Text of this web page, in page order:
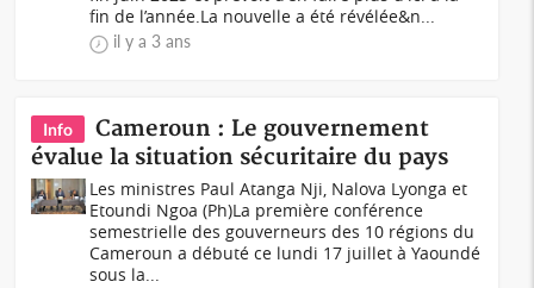
fin de l’année.La nouvelle a été révélée&n...
il y a 3 ans
Info
Cameroun : Le gouvernement
évalue la situation sécuritaire du pays
Les ministres Paul Atanga Nji, Nalova Lyonga et
Etoundi Ngoa (Ph)La première conférence
semestrielle des gouverneurs des 10 régions du
Cameroun a débuté ce lundi 17 juillet à Yaoundé
sous la...